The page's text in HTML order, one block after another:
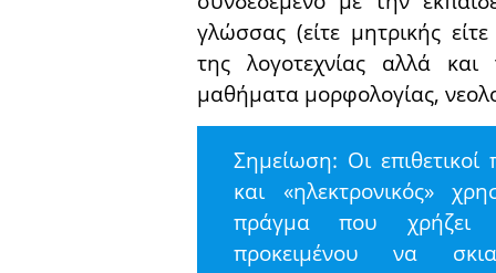
γλώσσας (είτε μητρικής
της λογοτεχνίας αλλά
μαθήματα μορφολογίας,
Σημείωση: Οι επιθετικοί
και «ηλεκτρονικός»
πράγμα που χρήζει
προκειμένου να